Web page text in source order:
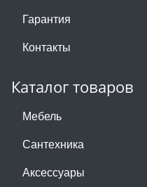
Гарантия
Контакты
Каталог товаров
Мебель
Сантехника
Аксессуары